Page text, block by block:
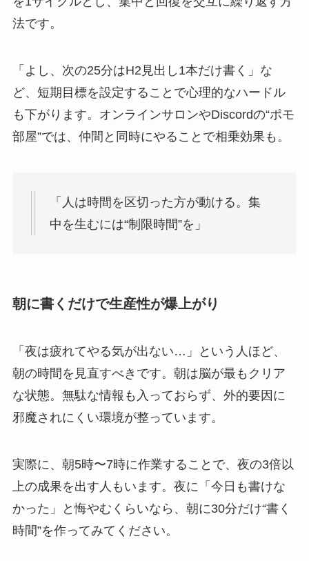
法です。
「よし、次の25分はH2見出し1本だけ書く」な
ど、短期目標を設定することで心理的なハードル
も下がります。オンラインサロンやDiscordの“ポモ
部屋”では、仲間と同時にやることで相乗効果も。
「人は時間を区切った方が動ける。集
中を生むには“制限時間”を」
朝に書くだけで生産性が爆上がり
「夜は疲れてやる気が出ない…」という人ほど、
朝の時間を見直すべきです。朝は脳が最もクリア
な状態。無駄な情報も入っておらず、外的要因に
邪魔されにくい環境が整っています。
実際に、朝5時〜7時に作業することで、夜の3倍以
上の成果を出す人もいます。夜に「今日も書けな
かった」と悔やむくらいなら、朝に30分だけ“書く
時間”を作ってみてください。